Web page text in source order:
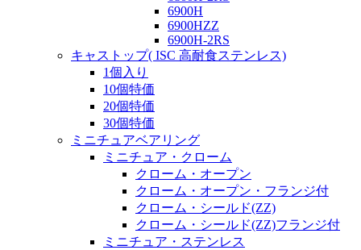
6900H
6900HZZ
6900H-2RS
キャストップ( ISC 高耐食ステンレス)
1個入り
10個特価
20個特価
30個特価
ミニチュアベアリング
ミニチュア・クローム
クローム・オープン
クローム・オープン・フランジ付
クローム・シールド(ZZ)
クローム・シールド(ZZ)フランジ付
ミニチュア・ステンレス